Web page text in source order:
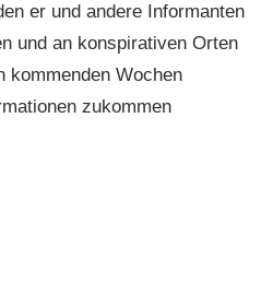
er und andere Informanten
und an konspirativen Orten
kommenden Wochen
zukommen